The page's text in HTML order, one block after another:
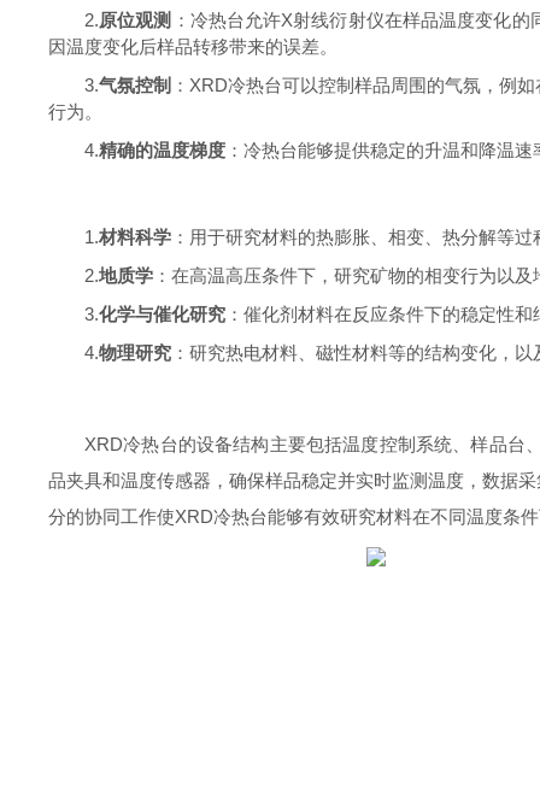
2.原位观测 ：冷热台允许X射线衍射仪在样品温度变化
因温度变化后样品转移带来的误差。
3.气氛控制 ：XRD冷热台可以控制样品周围的气氛，例
行为。
4.精确的温度梯度 ：冷热台能够提供稳定的升温和降温
1.材料科学 ：用于研究材料的热膨胀、相变、热分解等
2.地质学 ：在高温高压条件下，研究矿物的相变行为以
3.化学与催化研究 ：催化剂材料在反应条件下的稳定性
4.物理研究 ：研究热电材料、磁性材料等的结构变化，
XRD冷热台的设备结构主要包括温度控制系统、样品
品夹具和温度传感器，确保样品稳定并实时监测温度，数据
分的协同工作使XRD冷热台能够有效研究材料在不同温度条